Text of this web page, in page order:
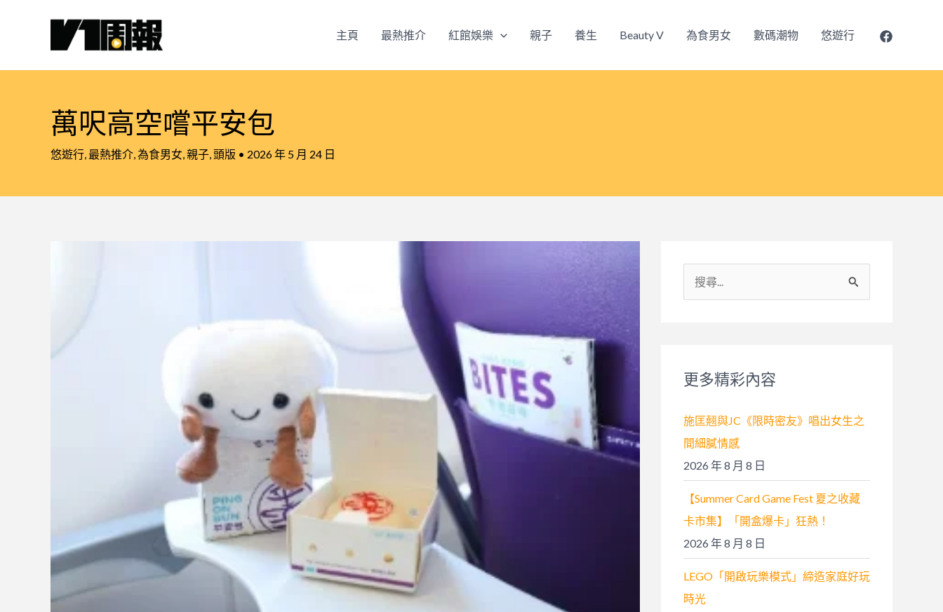
主頁 最熱推介 紅館娛樂 親子 養生 Beauty V 為食男女 數碼潮物 悠遊行
萬呎高空嚐平安包
悠遊行 最熱推介 為食男女 親子 頭版 • 2026 年 5 月 24 日
尋
:更多精彩內容
施匡翹與JC《限時密友》唱出女生之
間細膩情感
2026 年 8 月 8 日
【Summer Card Game Fest 夏之收藏
卡市集】「開盒爆卡」狂熱！
2026 年 8 月 8 日
LEGO「開啟玩樂模式」締造家庭好玩
時光